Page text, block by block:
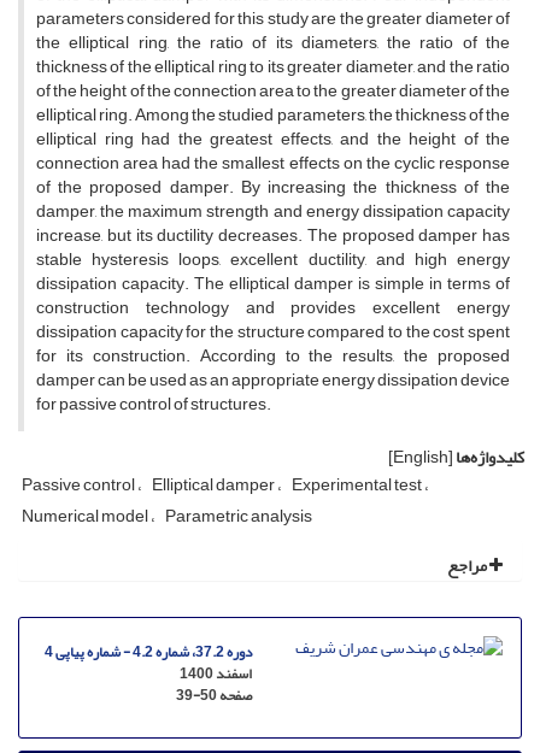
parameters considered for this study are the greater diameter of
the elliptical ring, the ratio of its diameters, the ratio of the
thickness of the elliptical ring to its greater diameter, and the ratio
of the height of the connection area to the greater diameter of the
elliptical ring. Among the studied parameters, the thickness of the
elliptical ring had the greatest effects, and the height of the
connection area had the smallest effects on the cyclic response
of the proposed damper. By increasing the thickness of the
damper, the maximum strength and energy dissipation capacity
increase, but its ductility decreases. The proposed damper has
stable hysteresis loops, excellent ductility, and high energy
dissipation capacity. The elliptical damper is simple in terms of
construction technology and provides excellent energy
dissipation capacity for the structure compared to the cost spent
for its construction. According to the results, the proposed
damper can be used as an appropriate energy dissipation device
for passive control of structures.
کلیدواژه‌ها[English]
Passive control Elliptical damper Experimental test
Numerical model Parametric analysis
مراجع
دوره 37.2، شماره 4.2 - شماره پیاپی 4
اسفند 1400
صفحه39-50